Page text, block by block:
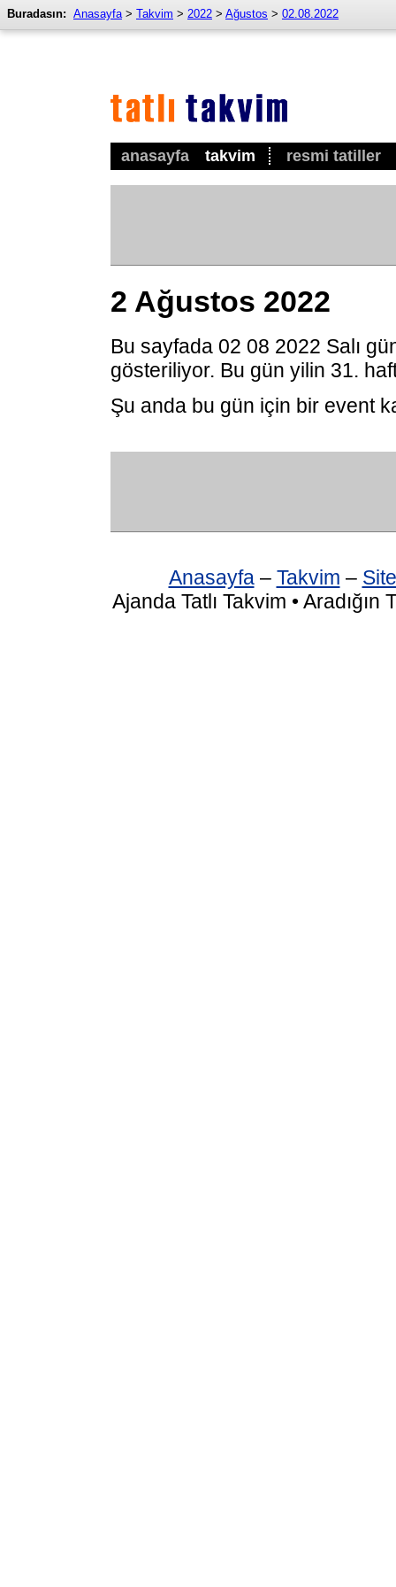
anasayfa takvim resmi tatiller
Buradasın: Anasayfa> Takvim > 2022 > Ağustos > 02.08.2022
2 Ağustos 2022
Bu sayfada 02 08 2022 Salı
gösteriliyor. Bu gün yilin 31.
Şu anda bu gün için bir event
Anasayfa– Takvim –
Ajanda Tatlı Takvim •